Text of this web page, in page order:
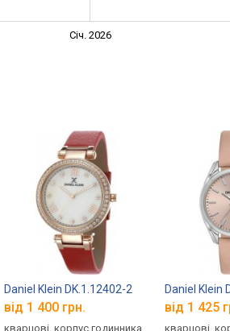
Січ. 2026
Daniel Klein DK.1.12402-2
від 1 400 грн.
кварцові, корпус годинника
Daniel Klein
від 1 425
кварцові,